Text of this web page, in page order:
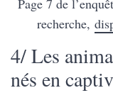
Page 7 de
recherche,
4/ Les
nés en